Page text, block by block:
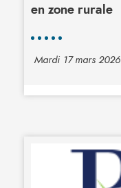
en zone rurale
Mardi 17 mars 2026